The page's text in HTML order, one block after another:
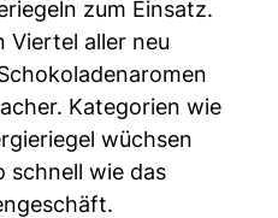
zum Einsatz.
Viertel aller neu
Kategorien wie
wüchsen
schnell wie das